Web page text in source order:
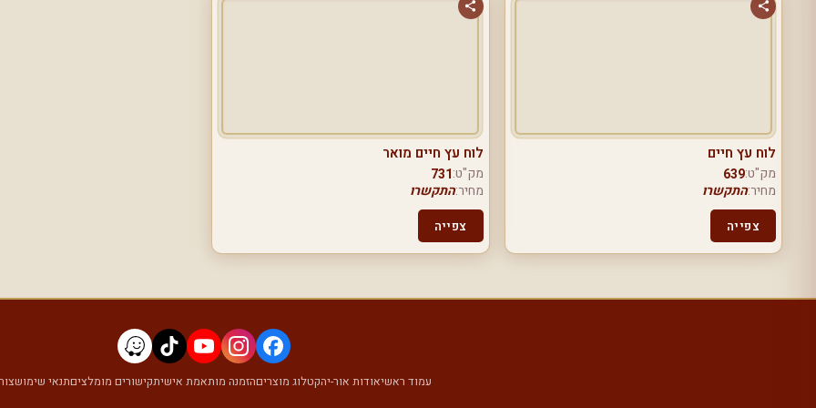
לוח עץ חיים
מק"ט:639
מחיר:התקשרו
צפייה
לוח עץ חיים מואר
מק"ט:731
מחיר:התקשרו
צפייה
עמוד ראשיאודות אור-יהקטלוג מוצריםהזמנה מותאמת אישיתקישורים מומלציםתנאי שימוש